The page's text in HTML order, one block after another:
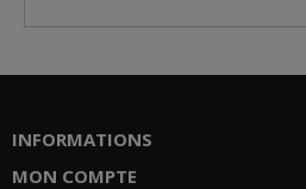
INFORMATIONS
MON COMPTE